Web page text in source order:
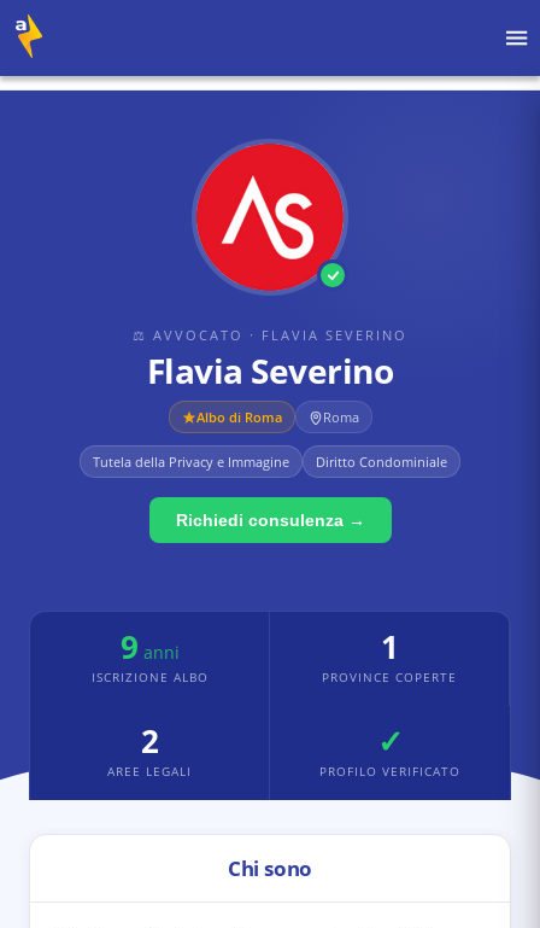
⚖ AVVOCATO · FLAVIA SEVERINO
Flavia Severino
Albo di Roma Roma
Tutela della Privacy e Immagine Diritto Condominiale
Richiedi consulenza →
9 anni
ISCRIZIONE ALBO
1
PROVINCE COPERTE
2
AREE LEGALI
✓
PROFILO VERIFICATO
Chi sono